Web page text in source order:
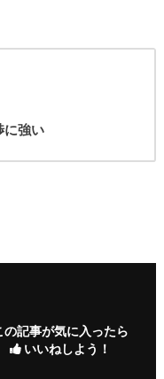
に強い
の記事が気に入ったら
いいねしよう！